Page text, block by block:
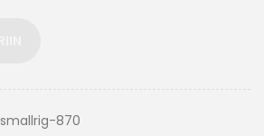
smallrig-870